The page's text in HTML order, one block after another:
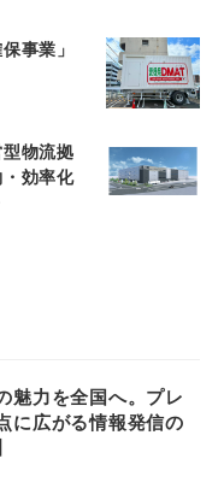
事業」
物流拠
効率化
魅力を全国へ。プレ
に広がる情報発信の